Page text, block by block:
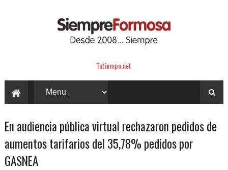
Tutiempo.net
En audiencia pública virtual rechazaron pedidos de
aumentos tarifarios del 35,78% pedidos por
GASNEA